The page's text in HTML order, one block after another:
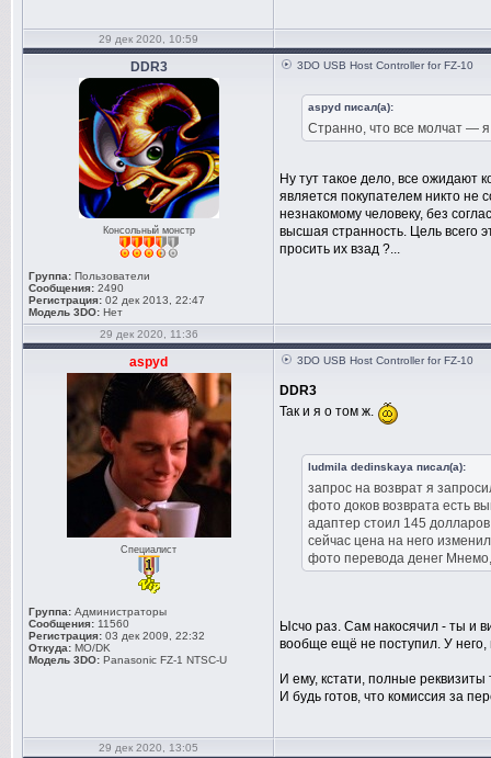
29 дек 2020, 10:59
DDR3
Консольный монстр
Группа: Пользователи
Сообщения: 2490
Регистрация: 02 дек 2013, 22:47
Модель 3DO: Нет
3DO USB Host Controller for FZ-10
aspyd писал(а):
Странно, что все молчат —
Ну тут такое дело, все ожидают
является покупателем никто не
незнакомому человеку, без
высшая странность. Цель всего
просить их взад ?...
29 дек 2020, 11:36
aspyd
Специалист
Группа: Администраторы
Сообщения: 11560
Регистрация: 03 дек 2009, 22:32
Откуда: MO/DK
Модель 3DO: Panasonic FZ-1 NTSC-U
3DO USB Host Controller for FZ-10
DDR3
Так и я о том ж.
ludmila dedinskaya писал(а):
запрос на возврат я
фото доков возврата есть
адаптер стоил 145 долларов
сейчас цена на него
фото перевода денег
Ысчо раз. Сам накосячил - ты и
вообще ещё не поступил. У него,
И ему, кстати, полные
И будь готов, что комиссия за
29 дек 2020, 13:05